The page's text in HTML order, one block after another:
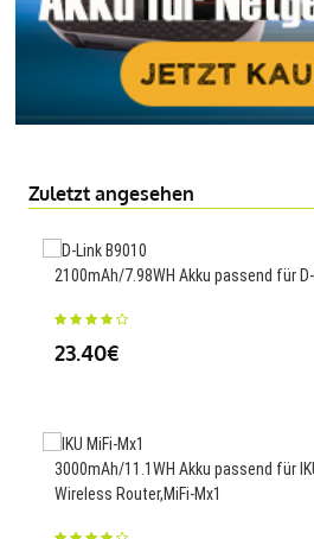
Zuletzt angesehen
2100mAh/7.98WH Akku passend für
23.40€
3000mAh/11.1WH Akku passend für
Wireless Router,MiFi-Mx1